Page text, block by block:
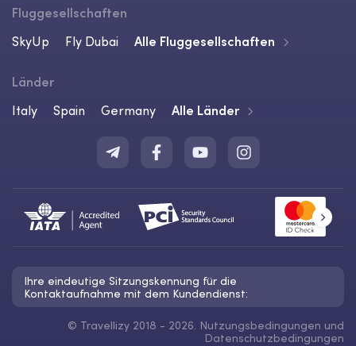
Fluggesellschaften
SkyUp
Fly Dubai Alle Fluggesellschaften
Länder
Italy
Spain Germany Alle Länder
Ihre eindeutige Sitzungskennung für die
Kontaktaufnahme mit dem Kundendienst:
© Travellizy 2018 - 2026. Nutzungsbedingungen und
Datenschutzbedingungen